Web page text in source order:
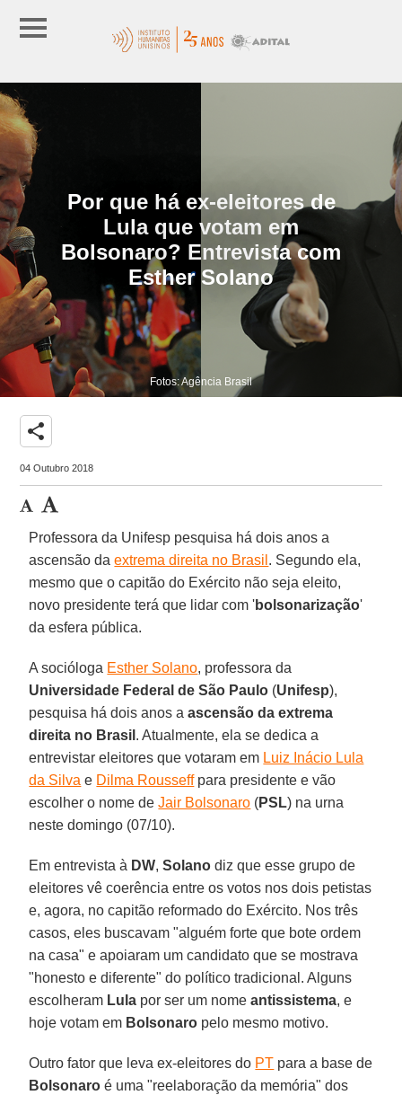
Por que há ex-eleitores de
Lula que votam em
Bolsonaro? Entrevista com
Esther Solano
Fotos: Agência Brasil
share
04 Outubro 2018
Professora da Unifesp pesquisa há dois anos a
ascensão daextrema direita no Brasil . Segundo ela,
mesmo que o capitão do Exército não seja eleito,
novo presidente terá que lidar com 'bolsonarização'
da esfera pública.
A socióloga Esther Solano, professora da
Universidade Federal de São Paulo (Unifesp),
pesquisa há dois anos a ascensão da extrema
direita no Brasil . Atualmente, ela se dedica a
entrevistar eleitores que votaram em Luiz Inácio Lula
da Silva e Dilma Rousseffpara presidente e vão
escolher o nome deJair Bolsonaro (PSL) na urna
neste domingo (07/10).
Em entrevista à DW, Solano diz que esse grupo de
eleitores vê coerência entre os votos nos dois petistas
e, agora, no capitão reformado do Exército. Nos três
casos, eles buscavam "alguém forte que bote ordem
na casa" e apoiaram um candidato que se mostrava
"honesto e diferente" do político tradicional. Alguns
escolheram Lula por ser um nomeantissistema, e
hoje votam em Bolsonaro pelo mesmo motivo.
Outro fator que leva ex-eleitores do PT para a base de
Bolsonaro é uma "reelaboração da memória" dos